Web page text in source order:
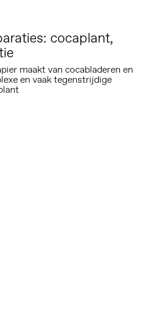
cocaplant,
maakt van cocabladeren en
en vaak tegenstrijdige